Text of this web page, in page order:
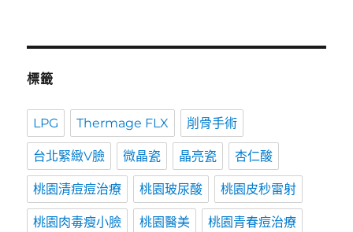
標籤
LPG Thermage FLX 削骨手術
台北緊緻V臉 微晶瓷 晶亮瓷 杏仁酸
桃園清痘痘治療 桃園玻尿酸 桃園皮秒雷射
桃園肉毒瘦小臉 桃園醫美 桃園青春痘治療